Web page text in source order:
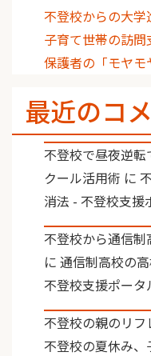
不登校からの大
子育て世帯の訪
保護者の「モヤ
最近のコ
不登校で昼夜逆
クール活用術 に
消法 - 不登校支援
不登校から通信
に 通信制高校の
不登校支援ポー
不登校の親のリ
不登校の夏休み